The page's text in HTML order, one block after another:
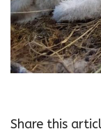
Share this